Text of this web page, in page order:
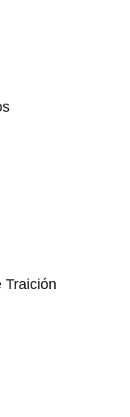
Traición